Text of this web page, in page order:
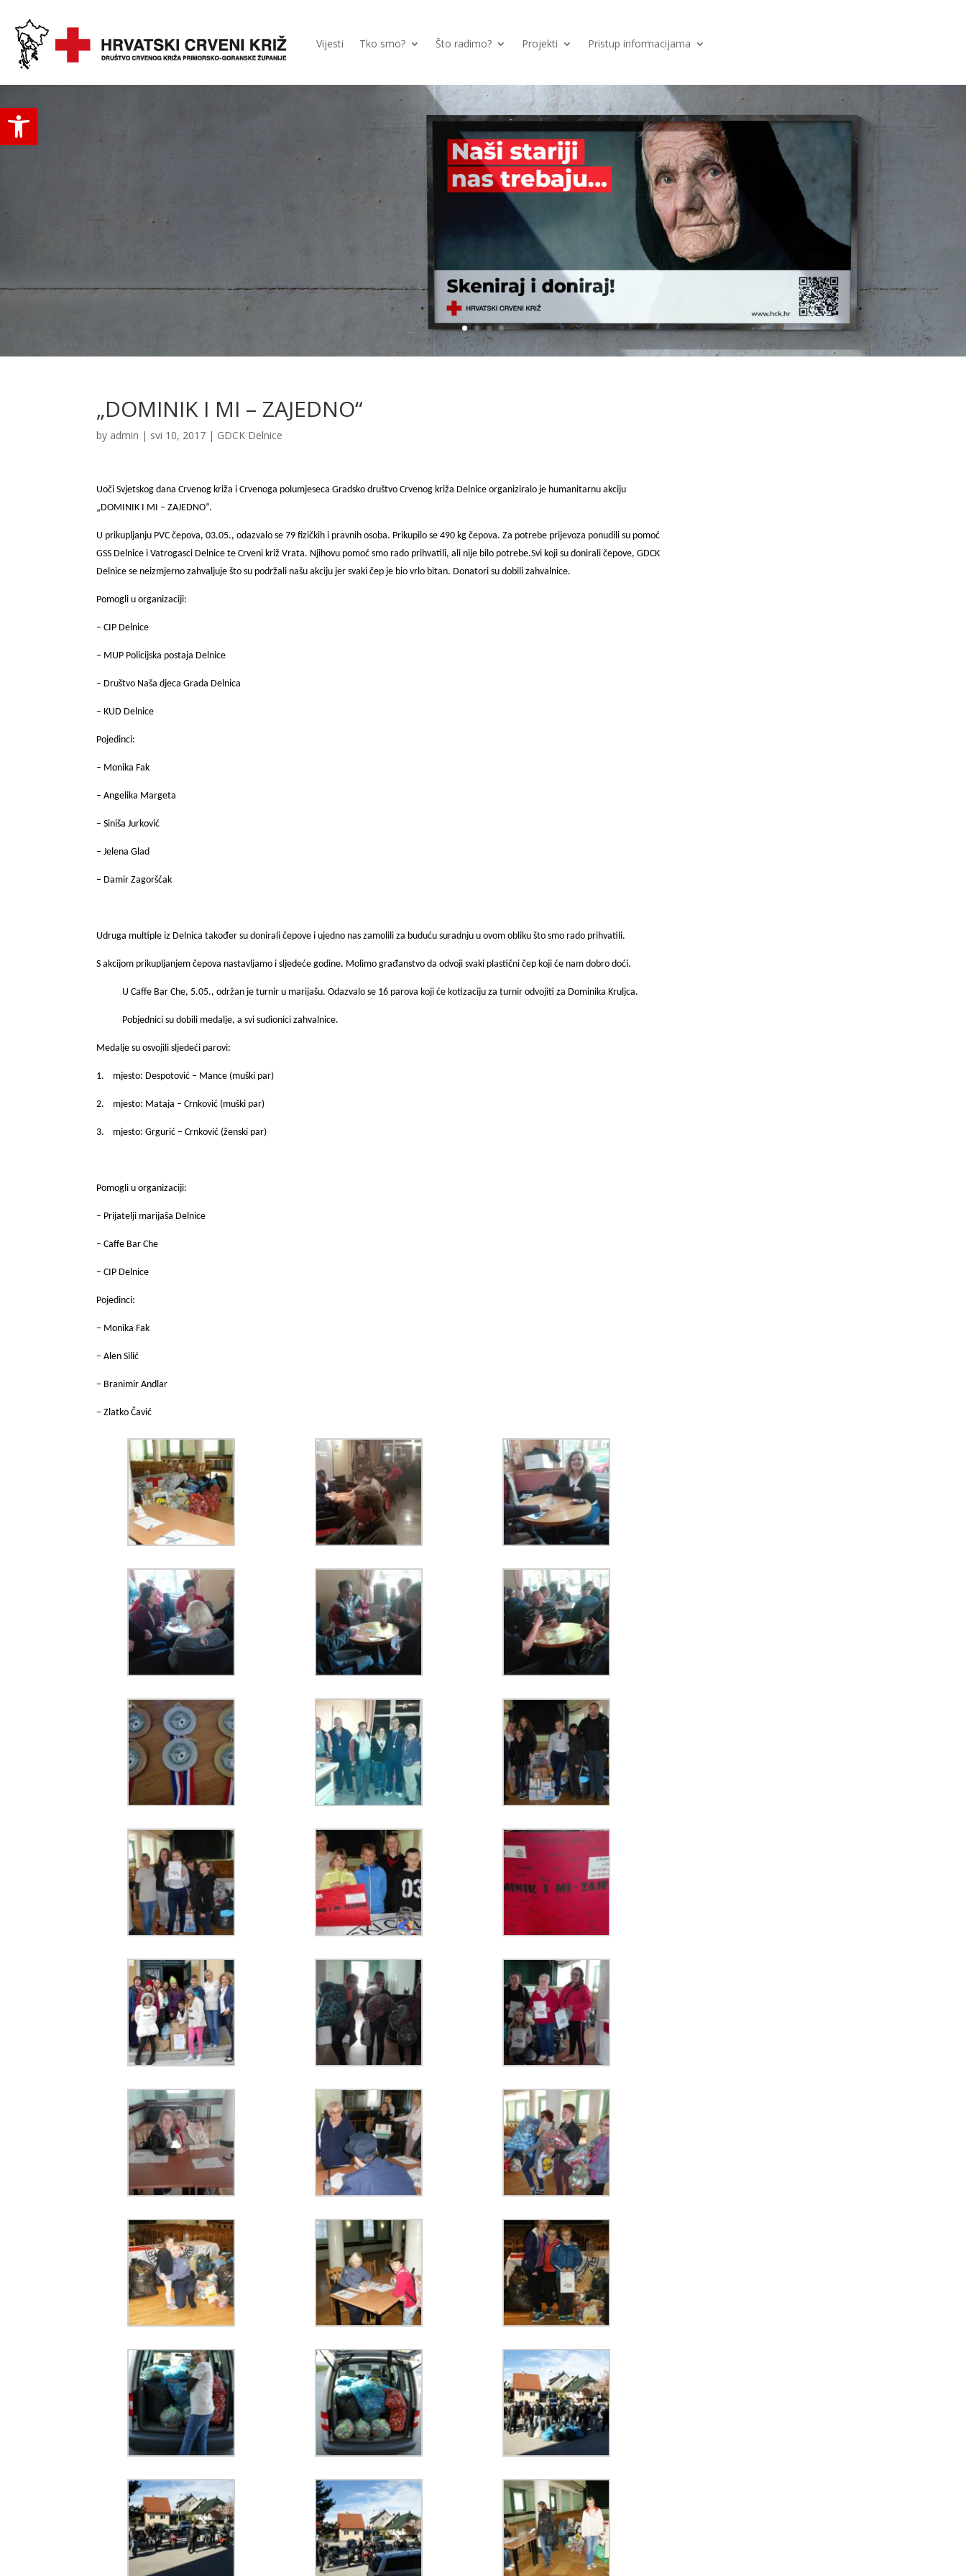
Open toolbar
Vijesti Tko smo? Što radimo? Projekti Pristup informacijama
„DOMINIK I MI – ZAJEDNO“
by admin | svi 10, 2017 | GDCK Delnice
Uoči Svjetskog dana Crvenog križa i Crvenoga polumjeseca Gradsko društvo Crvenog križa Delnice organiziralo je humanitarnu akciju
„DOMINIK I MI – ZAJEDNO“.
U prikupljanju PVC čepova, 03.05., odazvalo se 79 fizičkih i pravnih osoba. Prikupilo se 490 kg čepova.Za potrebe prijevoza ponudili su pomoć
GSS Delnice i Vatrogasci Delnice te Crveni križ Vrata. Njihovu pomoć smo rado prihvatili, ali nije bilo potrebe.Svi koji su donirali čepove, GDCK
Delnice se neizmjerno zahvaljuje što su podržali našu akciju jer svaki čep je bio vrlo bitan. Donatori su dobili zahvalnice.
Pomogli u organizaciji:
– CIP Delnice
– MUP Policijska postaja Delnice
– Društvo Naša djeca Grada Delnica
– KUD Delnice
Pojedinci:
– Monika Fak
– Angelika Margeta
– Siniša Jurković
– Jelena Glad
– Damir Zagoršćak
Udruga multiple iz Delnica također su donirali čepove i ujedno nas zamolili za buduću suradnju u ovom obliku što smo rado prihvatili.
S akcijom prikupljanjem čepova nastavljamo i sljedeće godine. Molimo građanstvo da odvoji svaki plastični čep koji će nam dobro doći.
U Caffe Bar Che, 5.05., održan je turnir u marijašu. Odazvalo se 16 parova koji će kotizaciju za turnir odvojiti za Dominika Kruljca.
Pobjednici su dobili medalje, a svi sudionici zahvalnice.
Medalje su osvojili sljedeći parovi:
1. mjesto: Despotović – Mance (muški par)
2. mjesto: Mataja – Crnković (muški par)
3. mjesto: Grgurić – Crnković (ženski par)
Pomogli u organizaciji:
– Prijatelji marijaša Delnice
– Caffe Bar Che
– CIP Delnice
Pojedinci:
– Monika Fak
– Alen Silić
– Branimir Andlar
– Zlatko Čavić